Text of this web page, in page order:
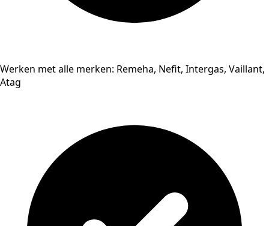
Werken met alle merken: Remeha, Nefit, Intergas, Vaillant,
Atag